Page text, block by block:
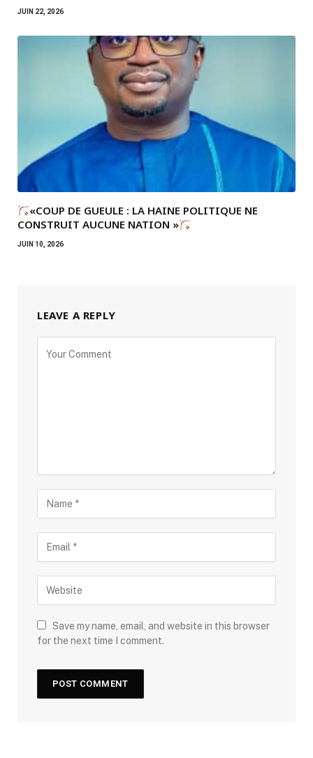
JUIN 22, 2026
«COUP DE GUEULE : LA HAINE POLITIQUE NE
CONSTRUIT AUCUNE NATION »
JUIN 10, 2026
LEAVE A REPLY
Save my name, email, and website in this browser
for the next time I comment.